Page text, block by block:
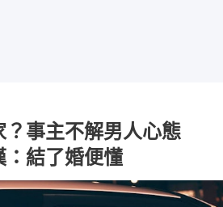
？事主不解男人心態
：結了婚便懂